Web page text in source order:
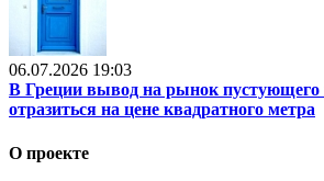
06.07.2026 19:03
В Греции вывод на рынок
отразиться на цене квадратного метра
О проекте